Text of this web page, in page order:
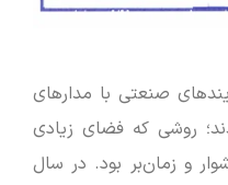
بیشتر فرآیندهای صنعتی با مدارهای
روشی که فضای زیادی
و زمان‌بر بود. در سال